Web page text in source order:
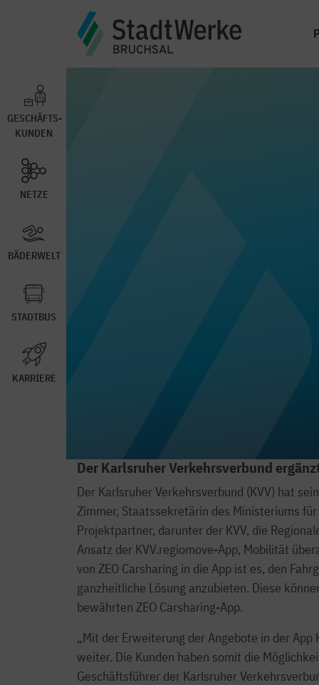
GESCHÄFTS-
KUNDEN
NETZE
BÄDERWELT
STADTBUS
KARRIERE
Der Karlsruher Verkehrsverbund
Der Karlsruher Verkehrsverbund (KVV) hat
Zimmer, Staatssekretärin des Ministeriums
Projektpartner, darunter der KVV, die
Ansatz der KVV.regiomove-App, Mobilität
von ZEO Carsharing in die App ist es, den
ganzheitliche Lösung anzubieten. Diese
bewährten ZEO Carsharing-App.
„Mit der Erweiterung der Angebote in der
weiter. Die Kunden haben somit die
Geschäftsführer der Karlsruher